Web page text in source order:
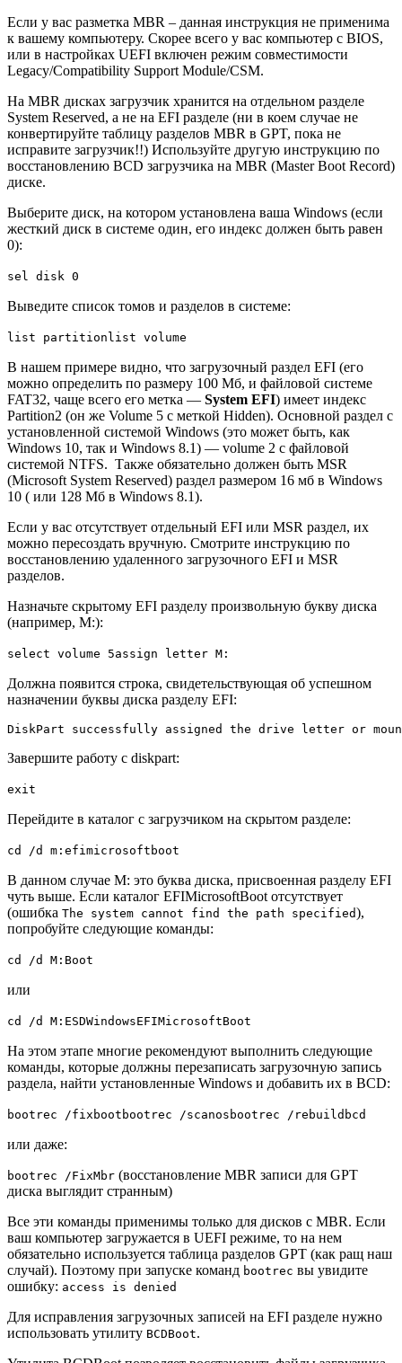
Если у вас разметка MBR – данная инструкция не применима
к вашему компьютеру. Скорее всего у вас компьютер с BIOS,
или в настройках UEFI включен режим совместимости
Legacy/Compatibility Support Module/CSM.
На MBR дисках загрузчик хранится на отдельном разделе
System Reserved, а не на EFI разделе (ни в коем случае не
конвертируйте таблицу разделов MBR в GPT, пока не
исправите загрузчик!!) Используйте другую инструкцию по
восстановлению BCD загрузчика на MBR (Master Boot Record)
диске.
Выберите диск, на котором установлена ваша Windows (если
жесткий диск в системе один, его индекс должен быть равен
0):
sel disk 0
Выведите список томов и разделов в системе:
list partitionlist volume
В нашем примере видно, что загрузочный раздел EFI (его
можно определить по размеру 100 Мб, и файловой системе
FAT32, чаще всего его метка — System EFI) имеет индекс
Partition2 (он же Volume 5 с меткой Hidden). Основной раздел с
установленной системой Windows (это может быть, как
Windows 10, так и Windows 8.1) — volume 2 с файловой
системой NTFS. Также обязательно должен быть MSR
(Microsoft System Reserved) раздел размером 16 мб в Windows
10 ( или 128 Мб в Windows 8.1).
Если у вас отсутствует отдельный EFI или MSR раздел, их
можно пересоздать вручную. Смотрите инструкцию по
восстановлению удаленного загрузочного EFI и MSR
разделов.
Назначьте скрытому EFI разделу произвольную букву диска
(например, M:):
select volume 5assign letter M:
Должна появится строка, свидетельствующая об успешном
назначении буквы диска разделу EFI:
DiskPart successfully assigned the drive letter or
Завершите работу с diskpart:
exit
Перейдите в каталог с загрузчиком на скрытом разделе:
cd /d m:efimicrosoftboot
В данном случае M: это буква диска, присвоенная разделу EFI
чуть выше. Если каталог EFIMicrosoftBoot отсутствует
(ошибка The system cannot find the path specified),
попробуйте следующие команды:
cd /d M:Boot
или
cd /d M:ESDWindowsEFIMicrosoftBoot
На этом этапе многие рекомендуют выполнить следующие
команды, которые должны перезаписать загрузочную запись
раздела, найти установленные Windows и добавить их в BCD:
bootrec /fixbootbootrec /scanosbootrec /rebuildbcd
или даже:
bootrec /FixMbr (восстановление MBR записи для GPT
диска выглядит странным)
Все эти команды применимы только для дисков с MBR. Если
ваш компьютер загружается в UEFI режиме, то на нем
обязательно используется таблица разделов GPT (как ращ наш
случай). Поэтому при запуске команд bootrec вы увидите
ошибку: access is denied
Для исправления загрузочных записей на EFI разделе нужно
использовать утилиту BCDBoot.